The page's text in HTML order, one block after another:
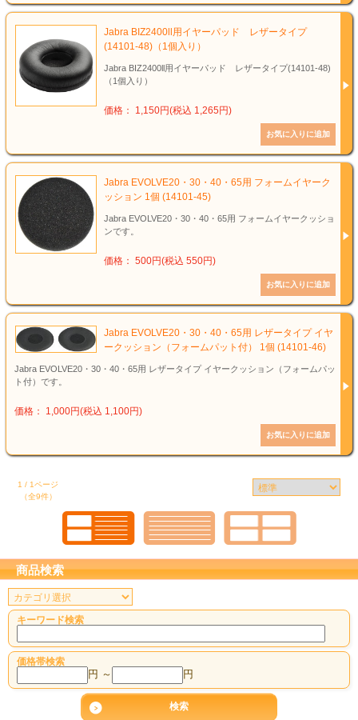
Jabra BIZ2400ll用イヤーパッド レザータイプ
(14101-48)（1個入り）
Jabra BIZ2400ll用イヤーパッド レザータイプ(14101-48)
（1個入り）
価格： 1,150円(税込 1,265円)
Jabra EVOLVE20・30・40・65用 フォームイヤーク
ッション 1個 (14101-45)
Jabra EVOLVE20・30・40・65用 フォームイヤークッショ
ンです。
価格： 500円(税込 550円)
Jabra EVOLVE20・30・40・65用 レザータイプ イヤ
ークッション（フォームパット付） 1個 (14101-46)
Jabra EVOLVE20・30・40・65用 レザータイプ イヤークッション（フォームパッ
ト付）です。
価格： 1,000円(税込 1,100円)
1 / 1ページ
（全9件）
商品検索
キーワード検索
価格帯検索
円 ～ 円